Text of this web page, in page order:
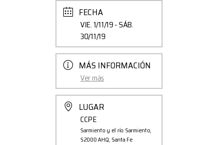
FECHA
VIE. 1/11/19- SÁB.
30/11/19
MÁS INFORMACIÓN
Ver más
LUGAR
CCPE
Sarmiento y el río Sarmiento,
S2000 AHQ, Santa Fe